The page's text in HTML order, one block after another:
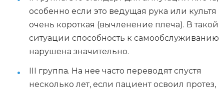
особенно если это ведущая рука или культя
очень короткая (вычленение плеча). В такой
ситуации способность к самообслуживанию
нарушена значительно.
III группа. На нее часто переводят спустя
несколько лет, если пациент освоил протез,